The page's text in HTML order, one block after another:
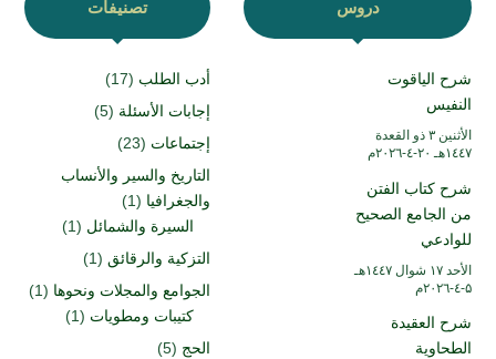
دروس
شرح الياقوت
النفيس
الأثنين ۳ ذو القعدة
۱٤٤۷هـ ۲۰-٤-۲۰۲٦م
شرح كتاب الفتن
من الجامع الصحيح
للوادعي
الأحد ۱۷ شوال ۱٤٤۷هـ
۵-٤-۲۰۲٦م
شرح العقيدة
الطحاوية
تصنيفات
أدب الطلب (17)
إجابات الأسئلة (5)
إجتماعات (23)
التاريخ والسير والأنساب
والجغرافيا (1)
السيرة والشمائل (1)
التزكية والرقائق (1)
الجوامع والمجلات ونحوها (1)
كتيبات ومطويات (1)
الحج (5)